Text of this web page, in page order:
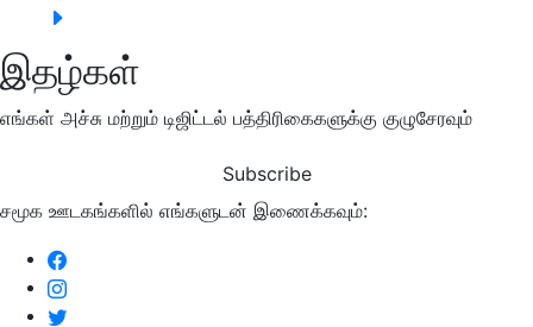
இதழ்கள்
எங்கள் அச்சு மற்றும் டிஜிட்டல் பத்திரிகைகளுக்கு குழுசேரவும்
Subscribe
சமூக ஊடகங்களில் எங்களுடன் இணைக்கவும்: